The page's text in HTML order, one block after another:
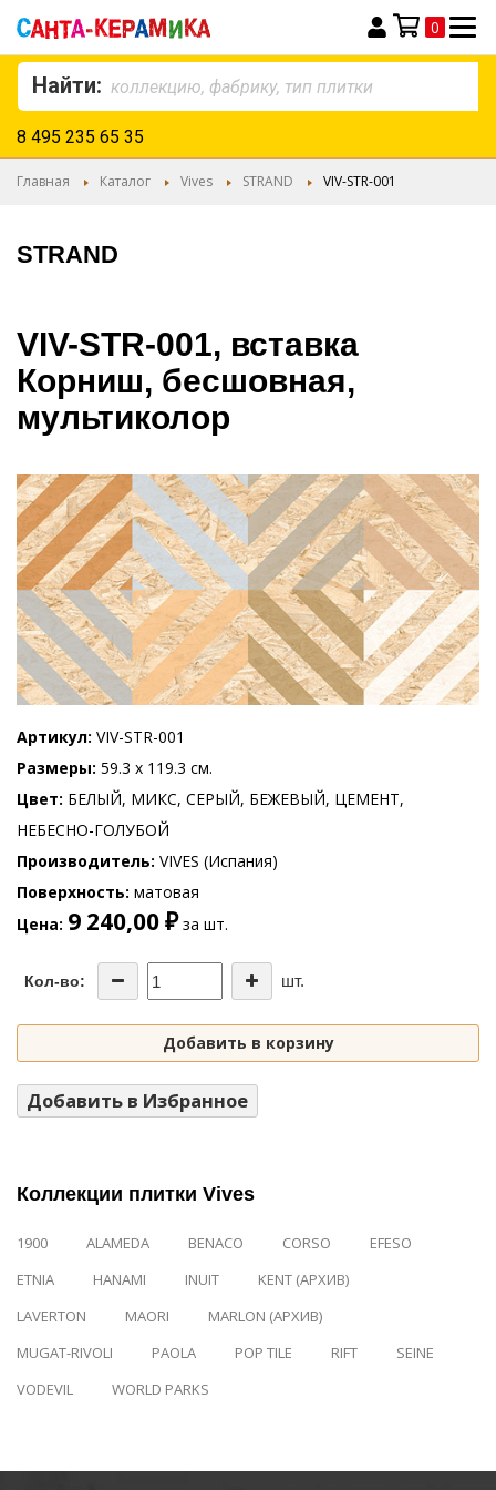
Моя корзина
0
Найти:
8 495 235 65 35
Главная Каталог Vives STRAND VIV-STR-001
STRAND
VIV-STR-001, вставка
Корниш, бесшовная,
мультиколор
Артикул VIV-STR-001
Размеры 59.3 x 119.3 см.
Цвет БЕЛЫЙ, МИКС, СЕРЫЙ, БЕЖЕВЫЙ, ЦЕМЕНТ,
НЕБЕСНО-ГОЛУБОЙ
Производитель VIVES (Испания)
Поверхность матовая
Цена 9 240,00 ₽за шт.
Кол-во: шт.
Добавить в корзину
Добавить в Избранное
Коллекции плитки Vives
1900 ALAMEDA BENACO CORSO
EFESO
ETNIA
HANAMI INUIT
KENT (АРХИВ)
LAVERTON
MAORI
MARLON (АРХИВ)
MUGAT-RIVOLI
PAOLA POP TILE RIFT
SEINE
VODEVIL
WORLD PARKS